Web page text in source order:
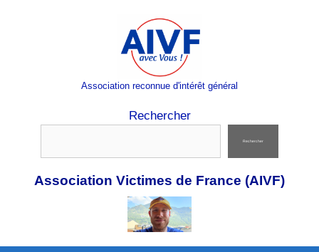
Association reconnue d'intérêt général
Rechercher
Rechercher
Association Victimes de France (AIVF)